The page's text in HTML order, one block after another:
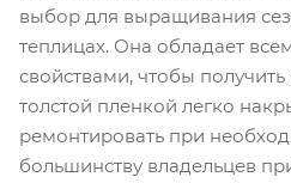
выбор для выращивания
теплицах. Она обладает
свойствами, чтобы
толстой пленкой легко
ремонтировать при
большинству владельцев